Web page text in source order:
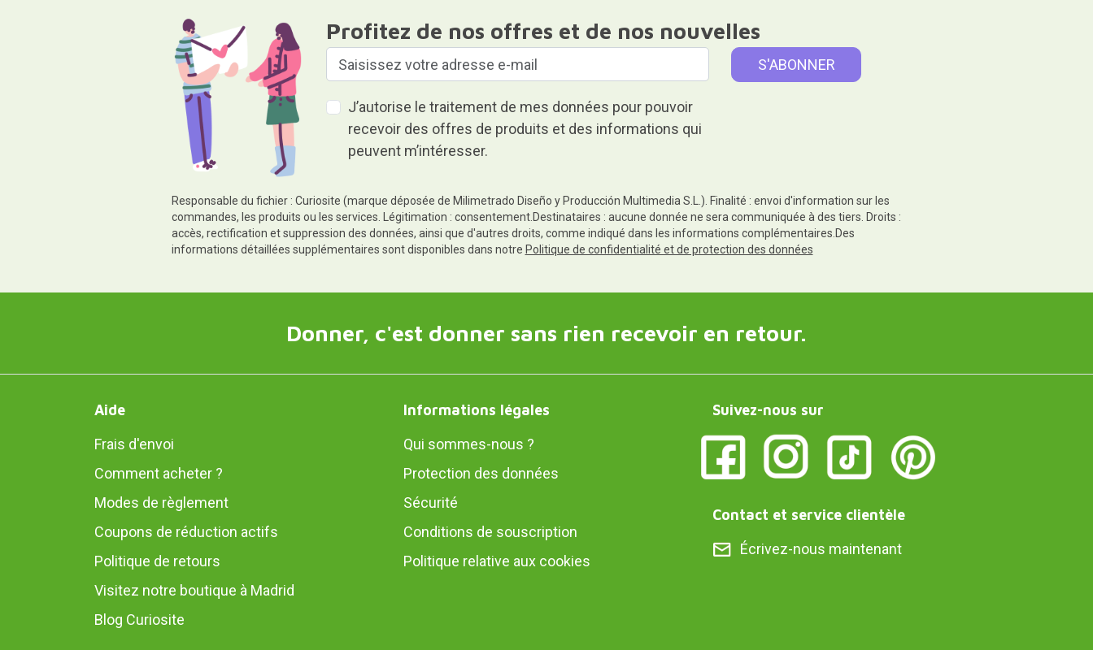
Profitez de nos offres et de nos nouvelles
J’autorise le traitement de mes données pour pouvoir
recevoir des offres de produits et des informations qui
peuvent m’intéresser.
Responsable du fichier : Curiosite (marque déposée de Milimetrado Diseño y Producción Multimedia S.L.). Finalité : envoi d'information sur les
commandes, les produits ou les services. Légitimation : consentement.Destinataires : aucune donnée ne sera communiquée à des tiers. Droits :
accès, rectification et suppression des données, ainsi que d'autres droits, comme indiqué dans les informations complémentaires.Des
informations détaillées supplémentaires sont disponibles dans notre Politique de confidentialité et de protection des données
Donner, c'est donner sans rien recevoir en retour.
Aide
Frais d'envoi
Comment acheter ?
Modes de règlement
Coupons de réduction actifs
Politique de retours
Visitez notre boutique à Madrid
Blog Curiosite
Informations légales
Qui sommes-nous ?
Protection des données
Sécurité
Conditions de souscription
Politique relative aux cookies
Suivez-nous sur
Contact et service clientèle
Écrivez-nous maintenant